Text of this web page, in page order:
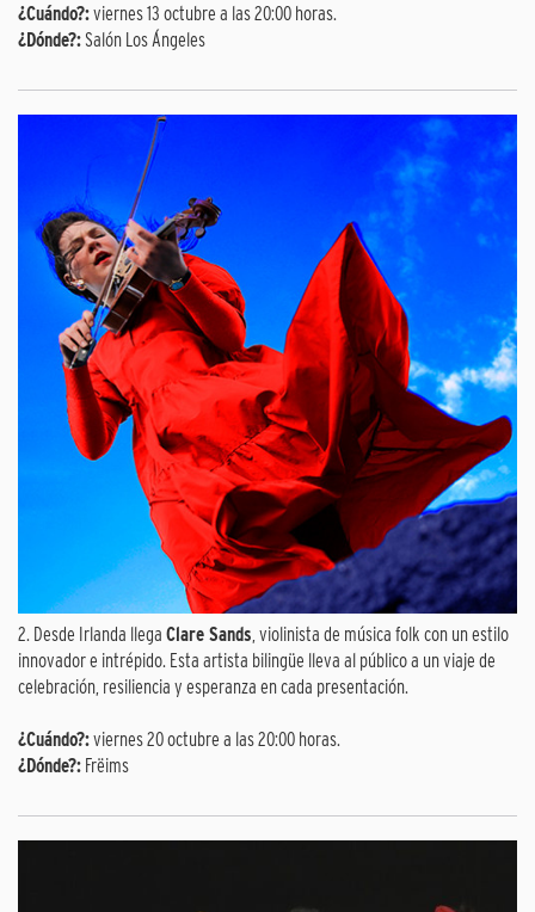
¿Cuándo?:viernes 13 octubre a las 20:00 horas.
¿Dónde?: Salón Los Ángeles
2. Desde Irlanda llega Clare Sands, violinista de música folk con un estilo
innovador e intrépido. Esta artista bilingüe lleva al público a un viaje de
celebración, resiliencia y esperanza en cada presentación.
¿Cuándo?:viernes 20 octubre a las 20:00 horas.
¿Dónde?: Frëims